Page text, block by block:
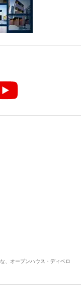
、オープンハウス・ディベロ